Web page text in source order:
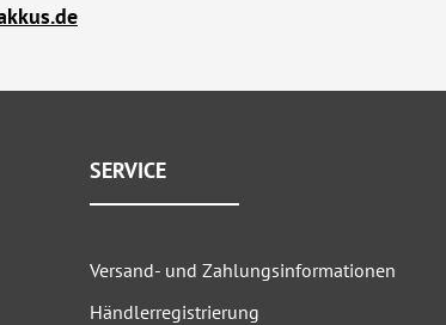
SERVICE
Versand- und Zahlungsinformationen
Händlerregistrierung